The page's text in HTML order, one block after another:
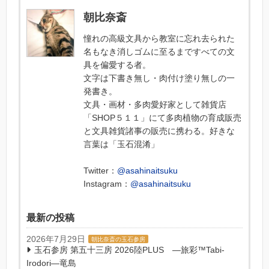
朝比奈斎
憧れの高級文具から教室に忘れ去られた
名もなき消しゴムに至るまですべての文
具を偏愛する者。
文字は下書き無し・肉付け塗り無しの一
発書き。
文具・画材・多肉愛好家として雑貨店
「SHOP５１１」にて多肉植物の育成販売
と文具雑貨諸事の販売に携わる。好きな
言葉は「玉石混淆」
Twitter： @asahinaitsuku
Instagram： @asahinaitsuku
最新の投稿
2026年7月29日 朝比奈斎の玉石参房
玉石参房 第五十三房 2026陸PLUS ―旅彩™Tabi-
Irodori―竜島